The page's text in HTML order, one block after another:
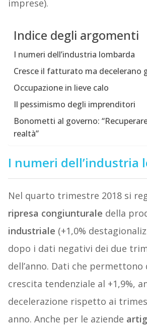
imprese).
Indice degli argomenti
I numeri dell’industria lombarda
Cresce il fatturato ma decelerano
Occupazione in lieve calo
Il pessimismo degli imprenditori
Bonometti al governo:
realtà”
I numeri dell’industria
Nel quarto trimestre 2018 si
ripresa congiunturale della
industriale (+1,0%
dopo i dati negativi dei due
dell’anno. Dati che
crescita tendenziale al +1,9%,
decelerazione rispetto ai
anno. Anche per le aziende